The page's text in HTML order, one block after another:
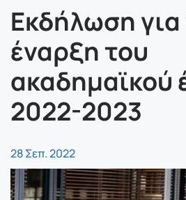
Εκδήλωση
έναρξη του
ακαδημαϊκού
2022-2023
28 Σεπ. 2022